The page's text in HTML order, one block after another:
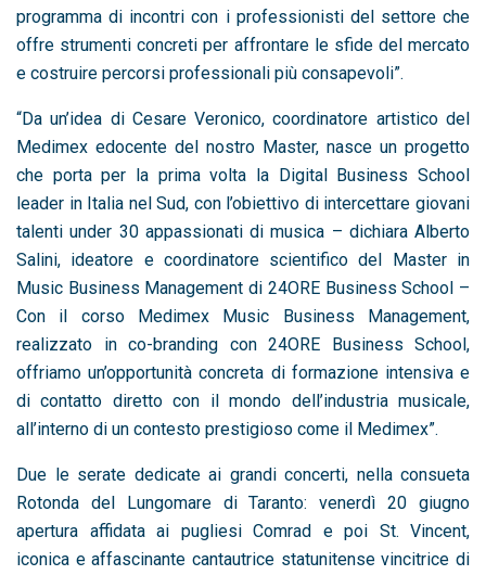
programma di incontri con i professionisti del settore che
offre strumenti concreti per affrontare le sfide del mercato
e costruire percorsi professionali più consapevoli”.
“Da un’idea di Cesare Veronico, coordinatore artistico del
Medimex edocente del nostro Master, nasce un progetto
che porta per la prima volta la Digital Business School
leader in Italia nel Sud, con l’obiettivo di intercettare giovani
talenti under 30 appassionati di musica – dichiara Alberto
Salini, ideatore e coordinatore scientifico del Master in
Music Business Management di 24ORE Business School –
Con il corso Medimex Music Business Management,
realizzato in co-branding con 24ORE Business School,
offriamo un’opportunità concreta di formazione intensiva e
di contatto diretto con il mondo dell’industria musicale,
all’interno di un contesto prestigioso come il Medimex”.
Due le serate dedicate ai grandi concerti, nella consueta
Rotonda del Lungomare di Taranto: venerdì 20 giugno
apertura affidata ai pugliesi Comrad e poi St. Vincent,
iconica e affascinante cantautrice statunitense vincitrice di